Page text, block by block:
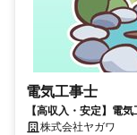
電気工事士
【高収入・安定】電
をサポート！【月収
株式会社ヤガワ